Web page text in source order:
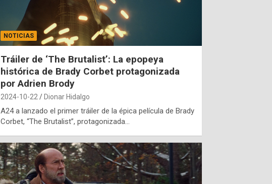
NOTICIAS
Tráiler de ‘The Brutalist’: La epopeya
histórica de Brady Corbet protagonizada
por Adrien Brody
2024-10-22 Dionar Hidalgo
A24 a lanzado el primer tráiler de la épica película de Brady
Corbet, “The Brutalist”, protagonizada…